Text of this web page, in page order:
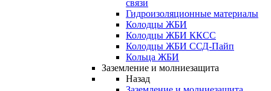
связи
Гидроизоляционные материалы
Колодцы ЖБИ
Колодцы ЖБИ ККСС
Колодцы ЖБИ ССД-Пайп
Кольца ЖБИ
Заземление и молниезащита
Назад